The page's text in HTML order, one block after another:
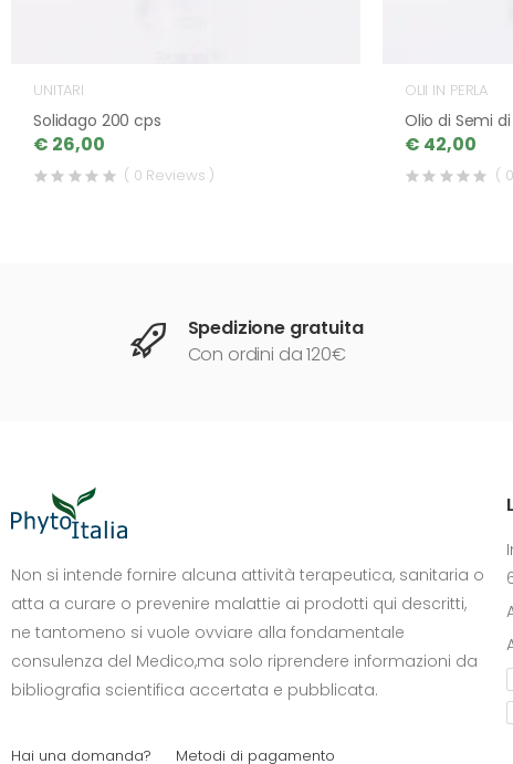
UNITARI
Solidago 200 cps
€ 26,00
( 0 Reviews )
OLII IN PERLA
Olio di Semi
€ 42,00
(
Spedizione gratuita
Con ordini da 120€
Non si intende fornire alcuna attività terapeutica, sanitaria o
atta a curare o prevenire malattie ai prodotti qui descritti,
ne tantomeno si vuole ovviare alla fondamentale
consulenza del Medico,ma solo riprendere informazioni da
bibliografia scientifica accertata e pubblicata.
Hai una domanda? Metodi di pagamento
DIMENSIONE TESTO
A- +0% A+
CONTRASTO
Standard Alto Scuro Chiaro
OPZIONI
Cursore grande Spaziatura testo